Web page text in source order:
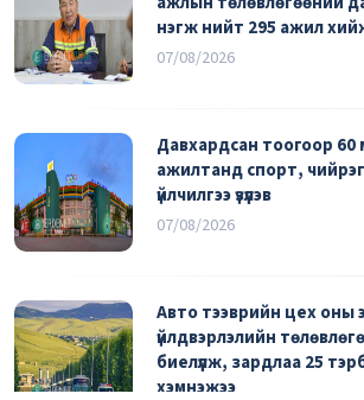
нэгж нийт 295 ажил хийж
07/08/2026
Давхардсан тоогоор 60
ажилтанд спорт,
үйлчилгээ үзүүлэв
07/08/2026
Авто тээврийн цех оны
үйлдвэрлэлийн
биелүүлж, зардлаа 25
хэмнэжээ